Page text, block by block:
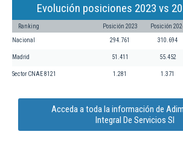
Evolución posiciones 2023 vs
Ranking Posición 2023 Posición
Nacional 294.761 310.694
Madrid 51.411 55.452
Sector CNAE 8121 1.281 1.371
Acceda a toda la información de
Integral De Servicios Sl